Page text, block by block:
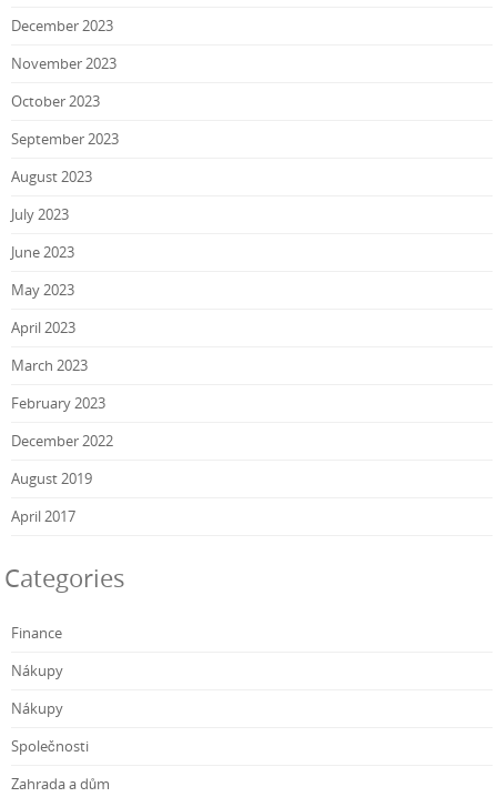
December 2023
November 2023
October 2023
September 2023
August 2023
July 2023
June 2023
May 2023
April 2023
March 2023
February 2023
December 2022
August 2019
April 2017
Categories
Finance
Nákupy
Nákupy
Společnosti
Zahrada a dům